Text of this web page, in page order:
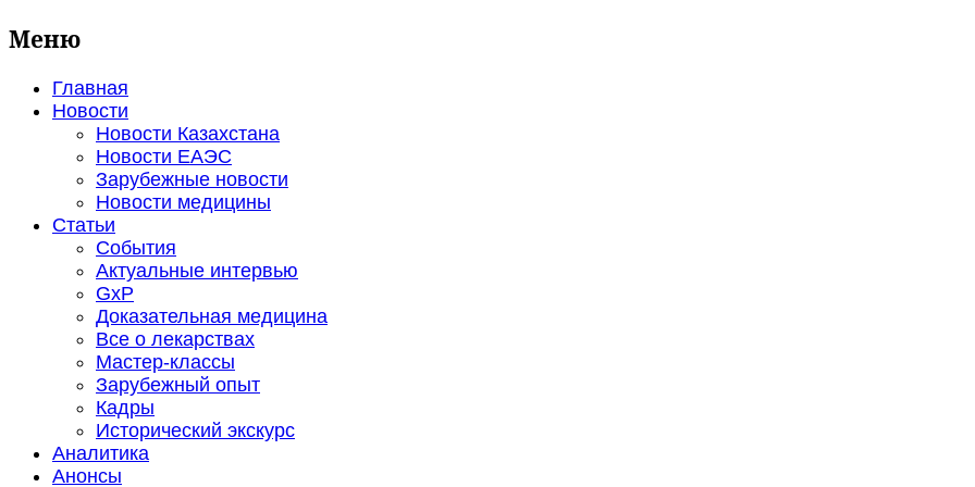
Меню
Главная
Новости
Новости Казахстана
Новости ЕАЭС
Зарубежные новости
Новости медицины
Статьи
События
Актуальные интервью
GxP
Доказательная медицина
Все о лекарствах
Мастер-классы
Зарубежный опыт
Кадры
Исторический экскурс
Аналитика
Анонсы